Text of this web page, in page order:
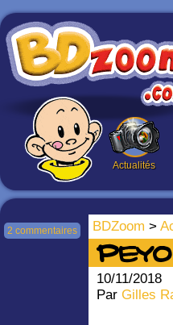
Actualités
BDZoom >
2 commentaires
Peyo
10/11/2018
Par Gilles